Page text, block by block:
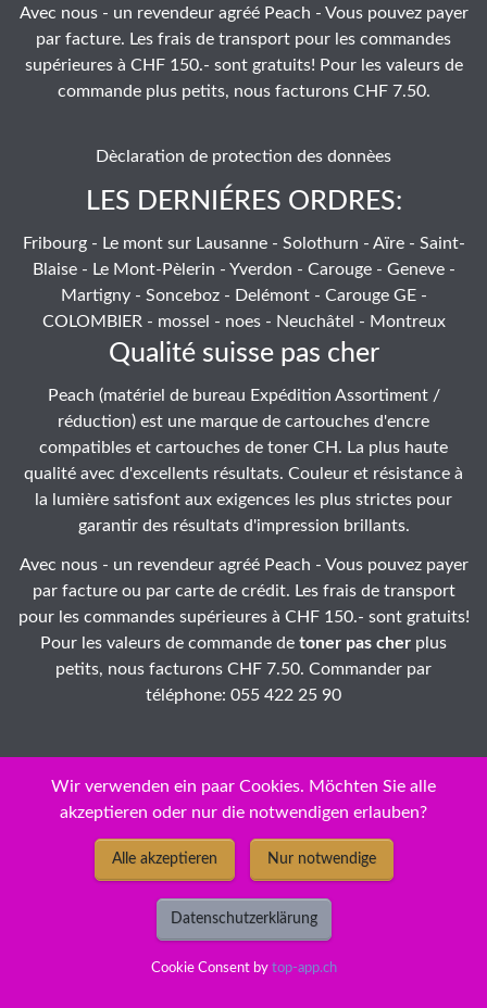
Avec nous - un revendeur agréé Peach - Vous pouvez payer
par facture. Les frais de transport pour les commandes
supérieures à CHF 150.- sont gratuits! Pour les valeurs de
commande plus petits, nous facturons CHF 7.50.
Dèclaration de protection des donnèes
LES DERNIÉRES ORDRES:
Fribourg - Le mont sur Lausanne - Solothurn - Aïre - Saint-
Blaise - Le Mont-Pèlerin - Yverdon - Carouge - Geneve -
Martigny - Sonceboz - Delémont - Carouge GE -
COLOMBIER - mossel - noes - Neuchâtel - Montreux
Qualité suisse pas cher
Peach (matériel de bureau Expédition Assortiment /
réduction) est une marque de cartouches d'encre
compatibles et cartouches de toner CH. La plus haute
qualité avec d'excellents résultats. Couleur et résistance à
la lumière satisfont aux exigences les plus strictes pour
garantir des résultats d'impression brillants.
Avec nous - un revendeur agréé Peach - Vous pouvez payer
par facture ou par carte de crédit. Les frais de transport
pour les commandes supérieures à CHF 150.- sont gratuits!
Pour les valeurs de commande de toner pas cher plus
petits, nous facturons CHF 7.50. Commander par
téléphone: 055 422 25 90
ID: 50-j5rlja-06
© Copyright 2026 - New Economy GmbH / Epson Stylus C 60
Toner ❅ cartouches / jet d'encre Peach - prix discount bas
permanents pour HP, Epson, Canon, OKI, et autres Prix bas
Wir verwenden ein paar Cookies. Möchten Sie alle
akzeptieren oder nur die notwendigen erlauben?
Alle akzeptieren Nur notwendige
Datenschutzerklärung
Cookie Consent by top-app.ch